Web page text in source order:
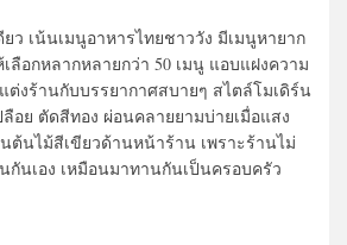
ว เน้นเมนูอาหารไทยชาววัง มีเมนูหายาก
ลือกหลากหลายกว่า 50 เมนู แอบแฝงความ
ต่งร้านกับบรรยากาศสบายๆ สไตล์โมเดิร์น
อย ตัดสีทอง ผ่อนคลายยามบ่ายเมื่อแสง
ต้นไม้สีเขียวด้านหน้าร้าน เพราะร้านไม่
กันเอง เหมือนมาทานกันเป็นครอบครัว